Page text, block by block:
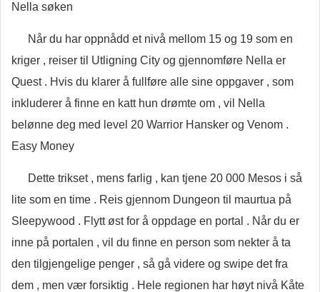
Nella søken
Når du har oppnådd et nivå mellom 15 og 19 som en
kriger , reiser til Utligning City og gjennomføre Nella er
Quest . Hvis du klarer å fullføre alle sine oppgaver , som
inkluderer å finne en katt hun drømte om , vil Nella
belønne deg med level 20 Warrior Hansker og Venom .
Easy Money
Dette trikset , mens farlig , kan tjene 20 000 Mesos i så
lite som en time . Reis gjennom Dungeon til maurtua på
Sleepywood . Flytt øst for å oppdage en portal . Når du er
inne på portalen , vil du finne en person som nekter å ta
den tilgjengelige penger , så gå videre og swipe det fra
dem , men vær forsiktig . Hele regionen har høyt nivå Kåte